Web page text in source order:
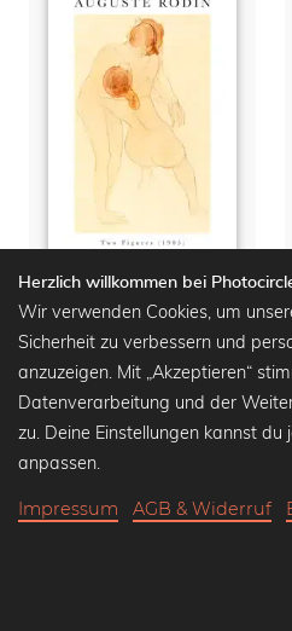
Two figures von Auguste Rodin
Wandbilder ab16,90 €
Herzlich willkommen bei
Wir verwenden Cookies, um
Sicherheit zu verbessern und
anzuzeigen. Mit „Akzeptieren“
Datenverarbeitung und der
zu. Deine Einstellungen kannst du
anpassen.
Impressum AGB & Widerruf